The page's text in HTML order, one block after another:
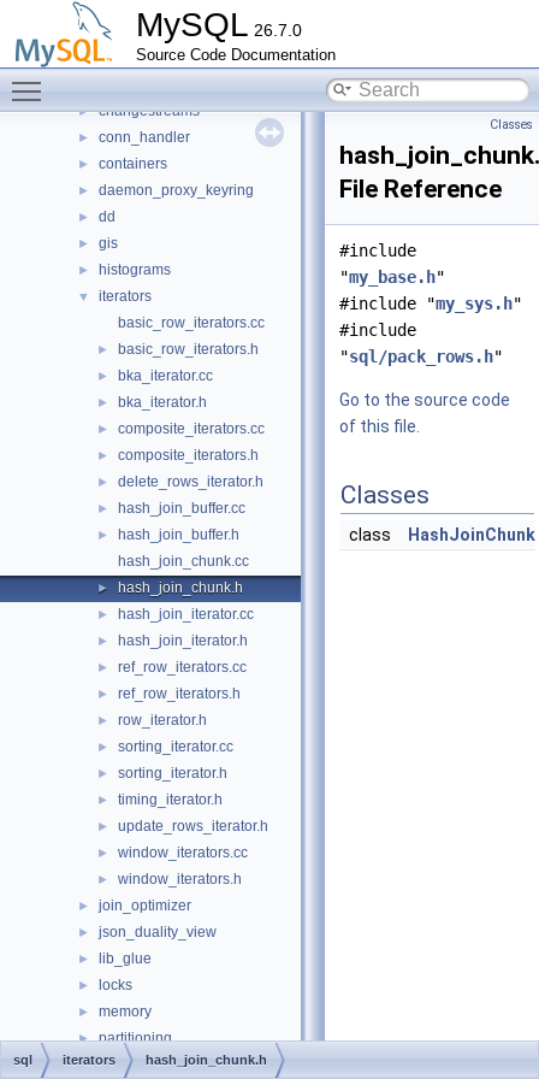
MySQL 26.7.0
Source Code Documentation
router
sql
► auth
► changestreams
► conn_handler
► containers
► daemon_proxy_keyring
► dd
► gis
► histograms
▼
iterators
basic_row_iterators.cc
► basic_row_iterators.h
► bka_iterator.cc
► bka_iterator.h
► composite_iterators.cc
► composite_iterators.h
► delete_rows_iterator.h
► hash_join_buffer.cc
►
hash_join_buffer.h
hash_join_chunk.cc
► hash_join_chunk.h
► hash_join_iterator.cc
► hash_join_iterator.h
► ref_row_iterators.cc
► ref_row_iterators.h
► row_iterator.h
► sorting_iterator.cc
► sorting_iterator.h
► timing_iterator.h
► update_rows_iterator.h
► window_iterators.cc
► window_iterators.h
► join_optimizer
► json_duality_view
► lib_glue
► locks
► memory
► partitioning
► protobuf
Classes
File Reference
#include
"my_base.h"
#include "my_sys.h"
#include
"sql/pack_rows.h"
Go to the source code
of this file.
Classes
class HashJoinChunk
sql iterators hash_join_chunk.h